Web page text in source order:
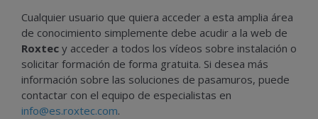
Cualquier usuario que quiera acceder a esta amplia área
de conocimiento simplemente debe acudir a la web de
Roxtec y acceder a todos los vídeos sobre instalación o
solicitar formación de forma gratuita. Si desea más
información sobre las soluciones de pasamuros, puede
contactar con el equipo de especialistas en
info@es.roxtec.com.